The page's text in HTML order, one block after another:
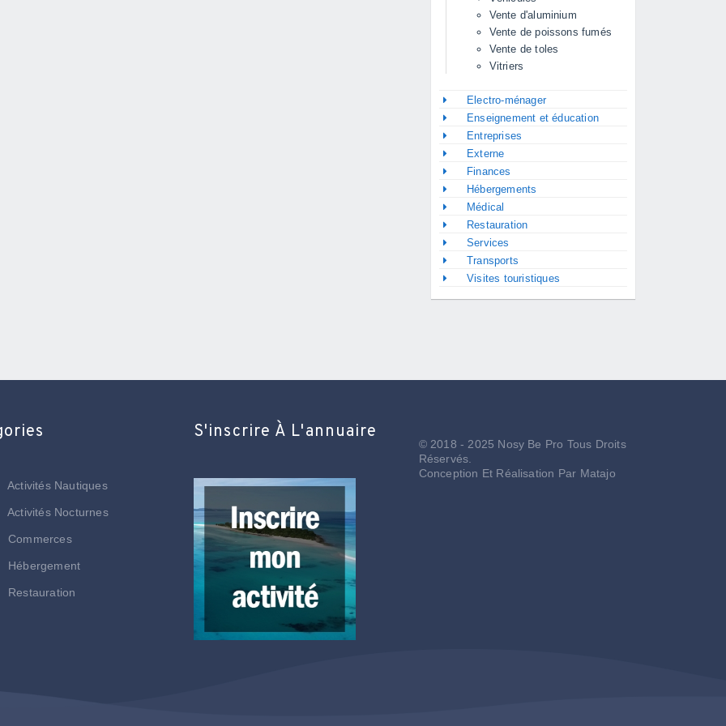
Vente d'aluminium
Vente de poissons fumés
Vente de toles
Vitriers
Electro-ménager
Enseignement et éducation
Entreprises
Externe
Finances
Hébergements
Médical
Restauration
Services
Transports
Visites touristiques
Activités Nautiques
Activités Nocturnes
Commerces
Hébergement
Restauration
S'inscrire À L'annuaire
© 2018 - 2025 Nosy Be Pro Tous Droits
Réservés.
Conception Et Réalisation Par Matajo